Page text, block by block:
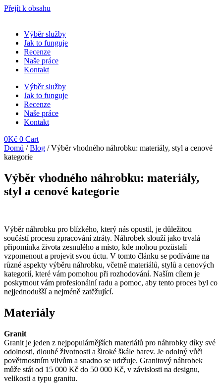
Přejít k obsahu
Výběr služby
Jak to funguje
Recenze
Naše práce
Kontakt
Výběr služby
Jak to funguje
Recenze
Naše práce
Kontakt
0Kč 0 Cart
Domů /Blog / Výběr vhodného náhrobku: materiály, styl a cenové
kategorie
Výběr vhodného náhrobku: materiály,
styl a cenové kategorie
Výběr náhrobku pro blízkého, který nás opustil, je důležitou
součástí procesu zpracování ztráty. Náhrobek slouží jako trvalá
připomínka života zesnulého a místo, kde mohou pozůstalí
vzpomenout a projevit svou úctu. V tomto článku se podíváme na
různé aspekty výběru náhrobku, včetně materiálů, stylů a cenových
kategorií, které vám pomohou při rozhodování. Naším cílem je
poskytnout vám profesionální radu a pomoc, aby tento proces byl co
nejjednodušší a nejméně zatěžující.
Materiály
Granit
Granit je jeden z nejpopulárnějších materiálů pro náhrobky díky své
odolnosti, dlouhé životnosti a široké škále barev. Je odolný vůči
povětrnostním vlivům a snadno se udržuje. Granitový náhrobek
může stát od 15 000 Kč do 50 000 Kč, v závislosti na designu,
velikosti a typu granitu.